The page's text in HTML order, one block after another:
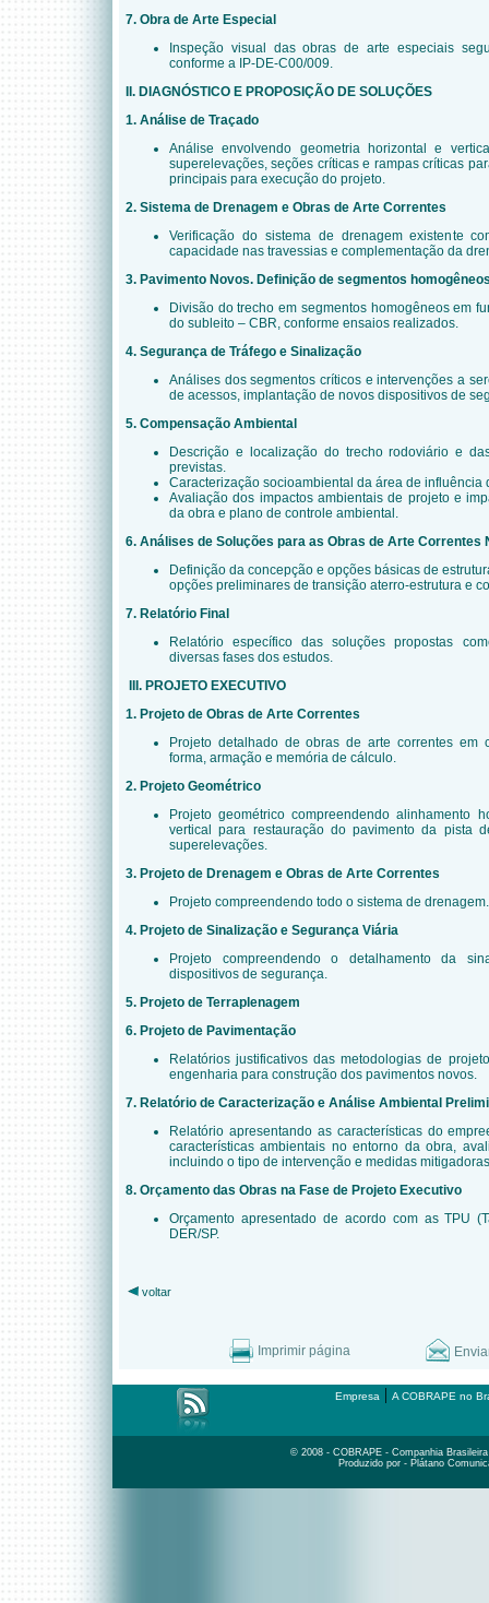
7. Obra de Arte Especial
Inspeção visual das obras de arte especiais
conforme a IP-DE-C00/009.
II. DIAGNÓSTICO E PROPOSIÇÃO DE SOLUÇÕES
1. Análise de Traçado
Análise envolvendo geometria horizontal e
superelevações, seções críticas e rampas críticas
principais para execução do projeto.
2. Sistema de Drenagem e Obras de Arte Correntes
Verificação do sistema de drenagem existente
capacidade nas travessias e complementação da
3. Pavimento Novos. Definição de segmentos
Divisão do trecho em segmentos homogêneos em
do subleito – CBR, conforme ensaios realizados.
4. Segurança de Tráfego e Sinalização
Análises dos segmentos críticos e intervenções a
de acessos, implantação de novos dispositivos de
5. Compensação Ambiental
Descrição e localização do trecho rodoviário e
previstas.
Caracterização socioambiental da área de influência
Avaliação dos impactos ambientais de projeto e
da obra e plano de controle ambiental.
6. Análises de Soluções para as Obras de Arte Correntes
Definição da concepção e opções básicas de
opções preliminares de transição aterro-estrutura e
7. Relatório Final
Relatório específico das soluções propostas
diversas fases dos estudos.
III. PROJETO EXECUTIVO
1. Projeto de Obras de Arte Correntes
Projeto detalhado de obras de arte correntes em
forma, armação e memória de cálculo.
2. Projeto Geométrico
Projeto geométrico compreendendo alinhamento
vertical para restauração do pavimento da pista
superelevações.
3. Projeto de Drenagem e Obras de Arte Correntes
Projeto compreendendo todo o sistema de drenagem.
4. Projeto de Sinalização e Segurança Viária
Projeto compreendendo o detalhamento da
dispositivos de segurança.
5. Projeto de Terraplenagem
6. Projeto de Pavimentação
Relatórios justificativos das metodologias de
engenharia para construção dos pavimentos novos.
7. Relatório de Caracterização e Análise Ambiental
Relatório apresentando as características do
características ambientais no entorno da obra,
incluindo o tipo de intervenção e medidas
8. Orçamento das Obras na Fase de Projeto Executivo
Orçamento apresentado de acordo com as TPU
DER/SP.
voltar
Imprimir página
Empresa | A COBRAPE no
© 2008 - COBRAPE - Companhia
Produzido por - Plátano